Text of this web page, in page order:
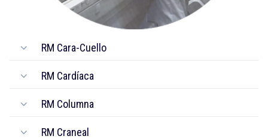
RM Cara-Cuello
RM Cardíaca
RM Columna
RM Craneal